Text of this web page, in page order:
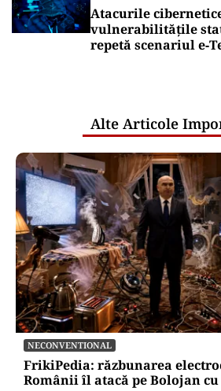
Atacurile
vulnerabilitățile
repetă scenariul
Alte Articole
NECONVENTIONAL
FrikiPedia: răzbunarea
Românii îl atacă pe Bolojan